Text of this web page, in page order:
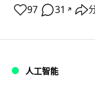
97 31 ↗
人工智能